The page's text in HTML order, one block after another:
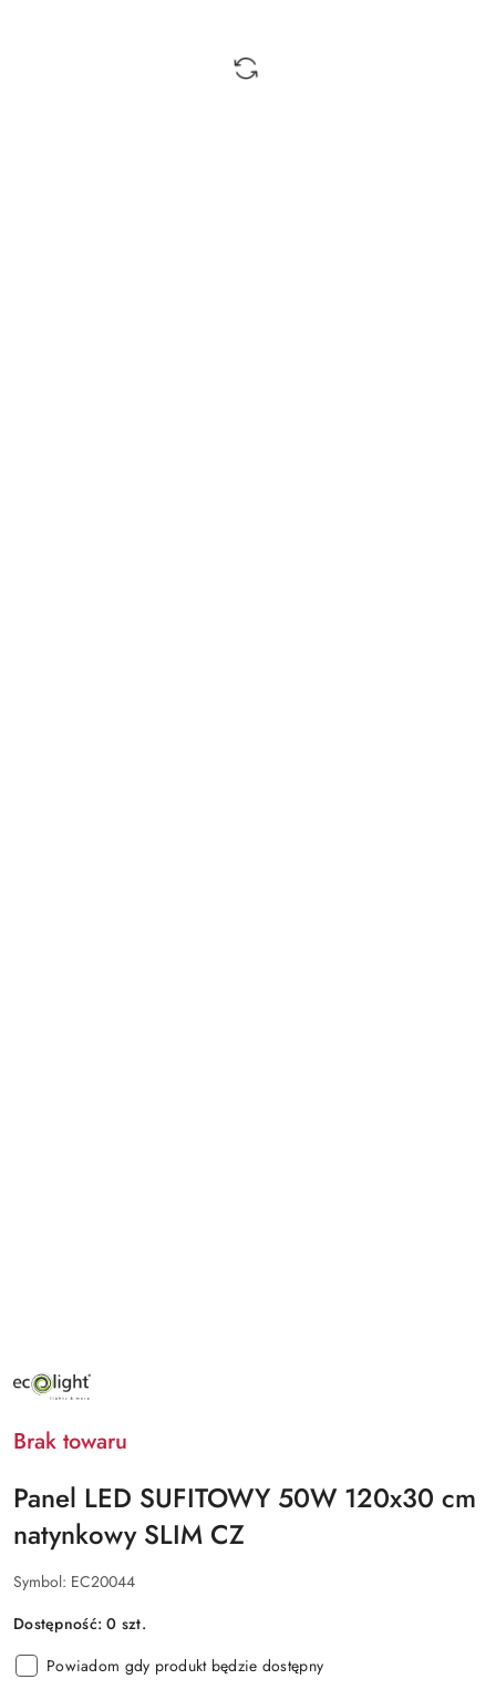
NAZWA
PRODUCENTA:
Brak towaru
Panel LED SUFITOWY 50W 120x30 cm
natynkowy SLIM CZ
Symbol: EC20044
Dostępność:0 szt.
Powiadom gdy produkt będzie dostępny